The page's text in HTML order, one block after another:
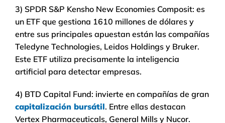
3) SPDR S&P Kensho New Economies Composit: es
un ETF que gestiona 1610 millones de dólares y
entre sus principales apuestan están las compañías
Teledyne Technologies, Leidos Holdings y Bruker.
Este ETF utiliza precisamente la inteligencia
artificial para detectar empresas.
4) BTD Capital Fund: invierte en compañías de gran
capitalización bursátil. Entre ellas destacan
Vertex Pharmaceuticals, General Mills y Nucor.